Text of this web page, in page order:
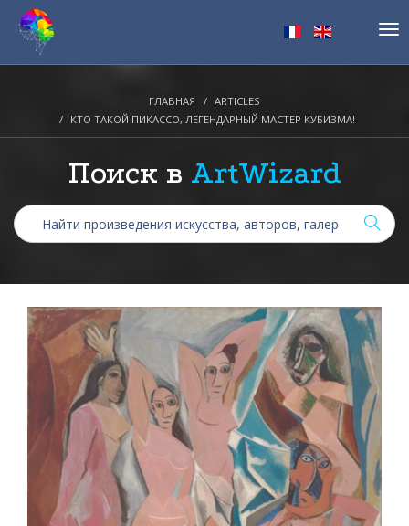
ГЛАВНАЯ
ARTICLES
КТО ТАКОЙ ПИКАССО, ЛЕГЕНДАРНЫЙ МАСТЕР КУБИЗМА!
Поиск в ArtWizard